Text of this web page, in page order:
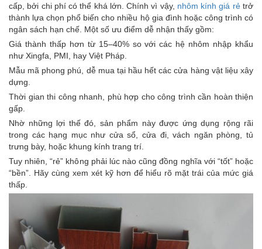
cấp, bởi chi phí có thể khá lớn. Chính vì vậy, nhôm kính giá rẻtrở
thành lựa chọn phổ biến cho nhiều hộ gia đình hoặc công trình có
ngân sách hạn chế. Một số ưu điểm dễ nhận thấy gồm:
Giá thành thấp hơn từ 15–40% so với các hệ nhôm nhập khẩu
như Xingfa, PMI, hay Việt Pháp.
Mẫu mã phong phú, dễ mua tại hầu hết các cửa hàng vật liệu xây
dựng.
Thời gian thi công nhanh, phù hợp cho công trình cần hoàn thiện
gấp.
Nhờ những lợi thế đó, sản phẩm này được ứng dụng rộng rãi
trong các hạng mục như cửa sổ, cửa đi, vách ngăn phòng, tủ
trưng bày, hoặc khung kính trang trí.
Tuy nhiên, “rẻ” không phải lúc nào cũng đồng nghĩa với “tốt” hoặc
“bền”. Hãy cùng xem xét kỹ hơn để hiểu rõ mặt trái của mức giá
thấp.